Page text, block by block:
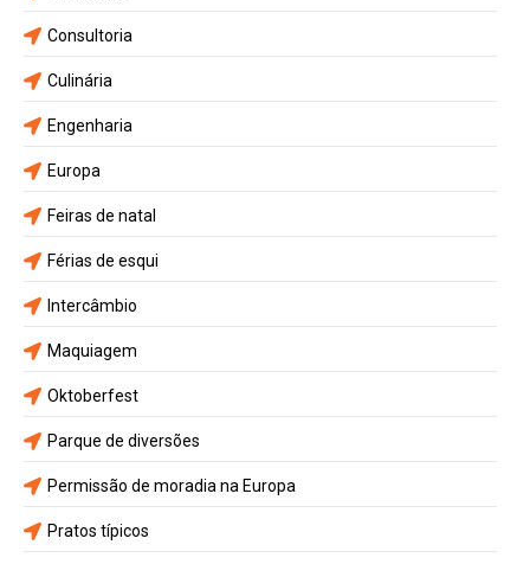
Consultoria
Culinária
Engenharia
Europa
Feiras de natal
Férias de esqui
Intercâmbio
Maquiagem
Oktoberfest
Parque de diversões
Permissão de moradia na Europa
Pratos típicos